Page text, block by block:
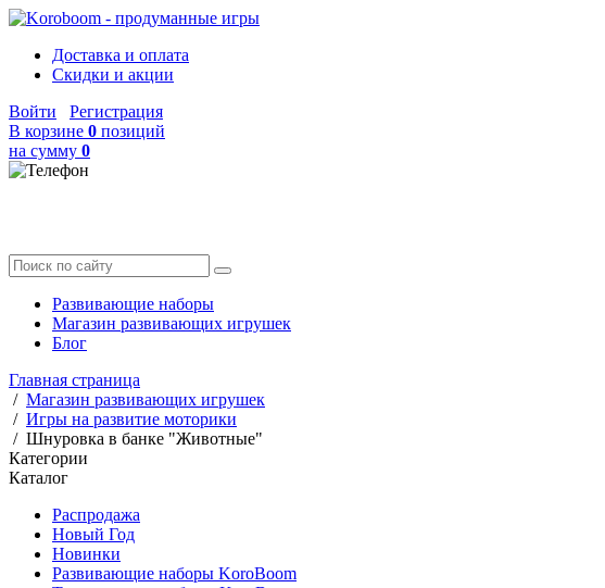
Доставка и оплата
Скидки и акции
Войти
Регистрация
В корзине 0 позиций
на сумму 0
Развивающие наборы
Магазин развивающих игрушек
Блог
Главная страница
/ Магазин развивающих игрушек
/ Игры на развитие моторики
/ Шнуровка в банке "Животные"
Категории
Каталог
Распродажа
Новый Год
Новинки
Развивающие наборы KoroBoom